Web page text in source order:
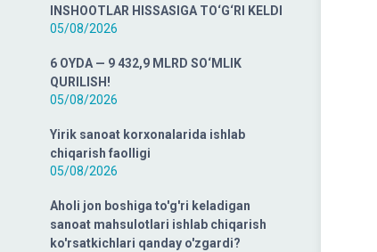
INSHOOTLAR HISSASIGA TO‘G‘RI KELDI
05/08/2026
6 OYDA — 9 432,9 MLRD SO‘MLIK
QURILISH!
05/08/2026
Yirik sanoat korxonalarida ishlab
chiqarish faolligi
05/08/2026
Aholi jon boshiga to'g'ri keladigan
sanoat mahsulotlari ishlab chiqarish
ko'rsatkichlari qanday o'zgardi?